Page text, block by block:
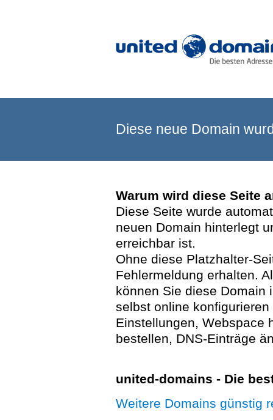
Diese neue Domain
Warum wird diese Seite
Diese Seite wurde
neuen Domain hinterlegt
erreichbar ist.
Ohne diese Platzhalter-
Fehlermeldung erhalten.
können Sie diese Domain
selbst online
Einstellungen, Webspace
bestellen, DNS-Einträge
united-domains - Die
Weitere Domains günstig